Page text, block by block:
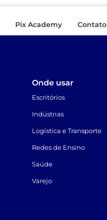
Pix Academy Contato
Onde usar
Escritórios
Indústrias
Logística e Transporte
Redes de Ensino
Saúde
Varejo